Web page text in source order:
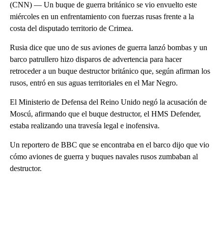
(CNN) — Un buque de guerra británico se vio envuelto este
miércoles en un enfrentamiento con fuerzas rusas frente a la
costa del disputado territorio de Crimea.
Rusia dice que uno de sus aviones de guerra lanzó bombas y un
barco patrullero hizo disparos de advertencia para hacer
retroceder a un buque destructor británico que, según afirman los
rusos, entró en sus aguas territoriales en el Mar Negro.
El Ministerio de Defensa del Reino Unido negó la acusación de
Moscú, afirmando que el buque destructor, el HMS Defender,
estaba realizando una travesía legal e inofensiva.
Un reportero de BBC que se encontraba en el barco dijo que vio
cómo aviones de guerra y buques navales rusos zumbaban al
destructor.